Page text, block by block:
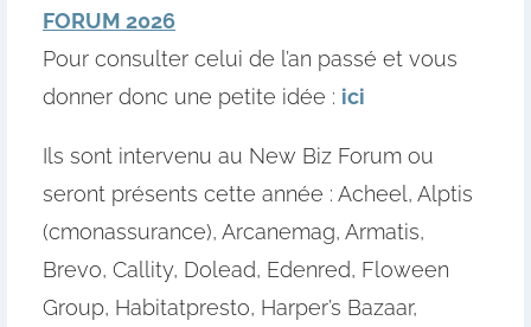
FORUM 2026
Pour consulter celui de l’an passé et vous
donner donc une petite idée : ici
Ils sont intervenu au New Biz Forum ou
seront présents cette année : Acheel, Alptis
(cmonassurance), Arcanemag, Armatis,
Brevo, Callity, Dolead, Edenred, Floween
Group, Habitatpresto, Harper’s Bazaar,